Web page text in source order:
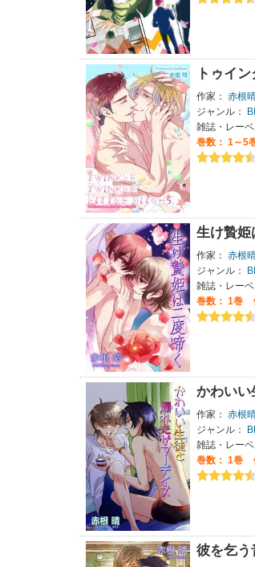
トゥイ
作家： 赤根
ジャンル：
雑誌・レーベ
巻数： 1～5
生け贄姫
作家： 赤根
ジャンル：
雑誌・レーベ
巻数： 1巻
かわいい
作家： 赤根
ジャンル：
雑誌・レーベ
巻数： 1巻
彼を乞う